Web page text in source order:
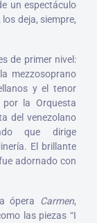
un espectáculo
deja, siempre,
de primer nivel:
mezzosoprano
y el tenor
por la Orquesta
del venezolano
que dirige
El brillante
adornado con
ópera Carmen,
las piezas “I